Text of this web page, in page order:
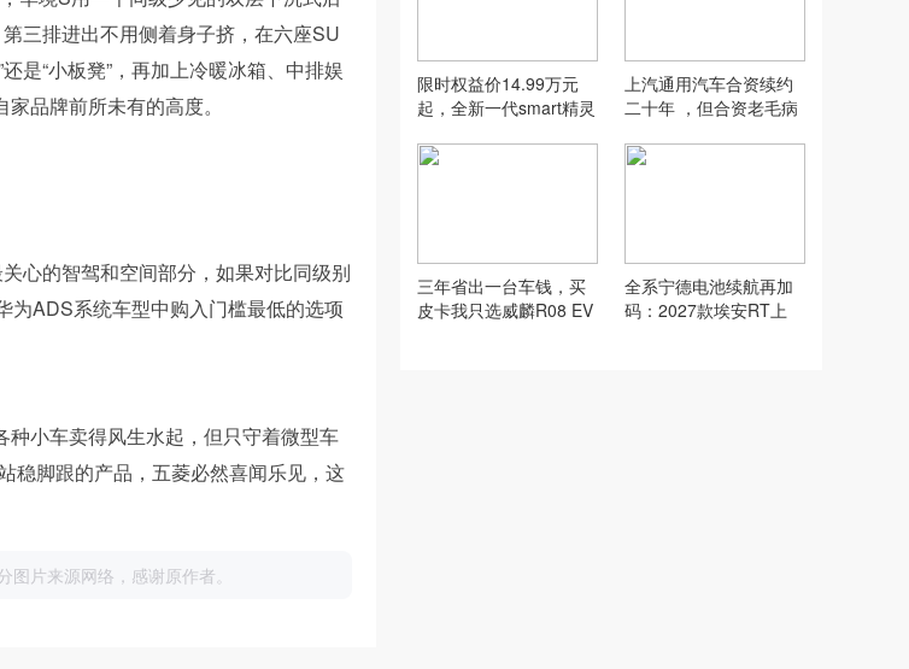
三排进出不用侧着身子挤，在六座SU
是“小板凳”，再加上冷暖冰箱、中排娱
品牌前所未有的高度。
心的智驾和空间部分，如果对比同级别
为ADS系统车型中购入门槛最低的选项
小车卖得风生水起，但只守着微型车
稳脚跟的产品，五菱必然喜闻乐见，这
片来源网络，感谢原作者。
限时权益价14.99万元
起，全新一代smart精灵
上汽通用汽车合资续约
二十年 ，但合资老毛病
三年省出一台车钱，买
皮卡我只选威麟R08 EV
全系宁德电池续航再加
码：2027款埃安RT上